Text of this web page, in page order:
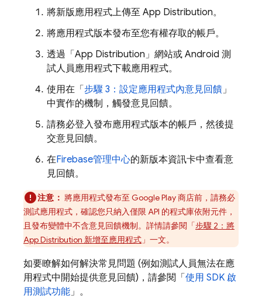
將新版應用程式上傳至 App Distribution。
將應用程式版本發布至您有權存取的帳戶。
透過「 App Distribution」網站或 Android 測
試人員應用程式下載應用程式。
使用在「 步驟 3：設定應用程式內意見回饋」
中實作的機制，觸發意見回饋。
請務必登入發布應用程式版本的帳戶，然後提
交意見回饋。
在Firebase管理中心的新版本資訊卡中查看意
見回饋。
注意： 將應用程式發布至 Google Play 商店前，請務必
測試應用程式，確認您只納入僅限 API 的程式庫依附元件，
且發布變體中不含意見回饋機制。詳情請參閱「步驟 2：將
App Distribution 新增至應用程式 」一文。
如要瞭解如何解決常見問題 (例如測試人員無法在應
用程式中開始提供意見回饋)，請參閱「 使用 SDK 啟
用測試功能」。